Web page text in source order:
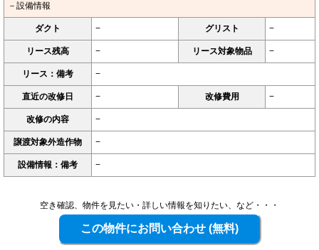
－設備情報
ダクト − グリスト −
リース残高 − リース対象物品 −
リース：備考 −
直近の改修日 − 改修費用 −
改修の内容 −
譲渡対象外造作物 −
設備情報：備考 −
空き確認、物件を見たい・詳しい情報を知りたい、など・・・